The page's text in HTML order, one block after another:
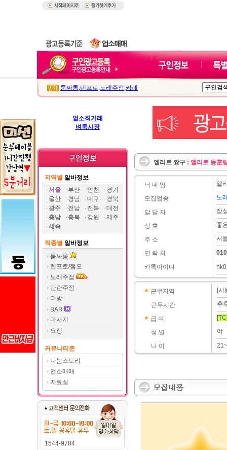
룸싸롱,텐프로,노래주점 ,카페
업소직거래
벼룩시장
지역별 알바정보
서울
부산 인천
경기
울산
경남 대구
경북
광주
전남 전북
대전
충남
충북 강원
제주
세종
직종별 알바정보
룸싸롱
텐프로/쩜오
노래주점
단란주점
다방
BAR
마사지
요정
커뮤니티존
나눔스토리
업소매매
자료실
1544-9784
엘리트 짱구 : 엘리트 동훈
닉 네 임
모집업종
담 당 자
상 호
주 소
연 락 처
카톡아이디
엘
노
장
좋
서
근무지역
근무시간
급 여
성 별
나 이
[서
추
여